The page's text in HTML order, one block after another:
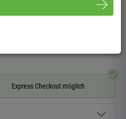
Express Checkout möglich